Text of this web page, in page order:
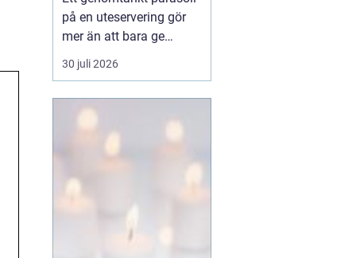
på en uteservering gör
mer än att bara ge
skugga. Det påverkar hur
länge gästerna stannar,
och om de väljer att
komma tillbaka. När
kraven på komfort,
30 juli 2026